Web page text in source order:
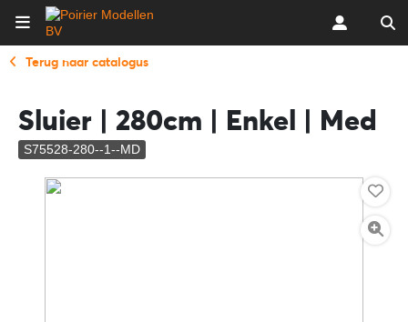
Terug naar catalogus
Sluier | 280cm | Enkel | Med
S75528-280--1--MD